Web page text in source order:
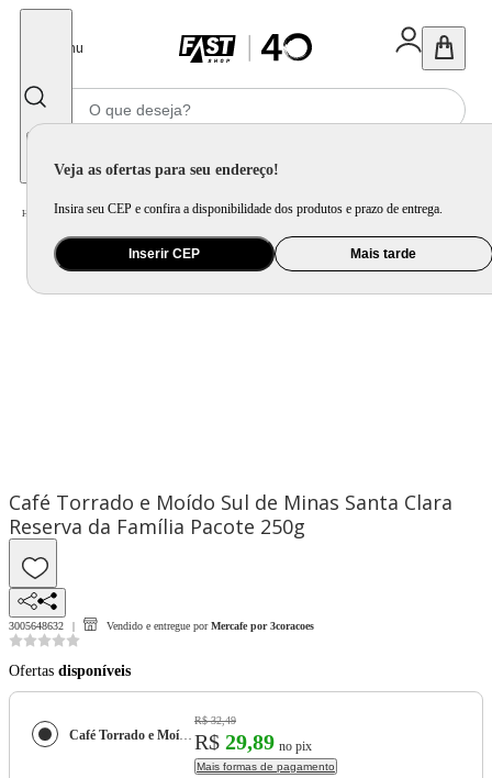
Menu
Veja as ofertas para seu endereço!
Insira seu CEP e confira a disponibilidade dos produtos e prazo de entrega.
Inserir CEP Mais tarde
Home Mercado / Bebida Bebida Não Alcoolica
Café Torrado e Moído Sul de Minas Santa Clara
Reserva da Família Pacote 250g
3005648632 Vendido e entregue por Mercafe por 3coracoes
Ofertas disponíveis
Café Torrado e Moído Sul de Minas Santa Clara Reserva da Família Pacote 250g
R$ 32,49
R$ 29,89 no pix
Mais formas de pagamento